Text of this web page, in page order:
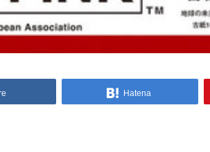
Hatena